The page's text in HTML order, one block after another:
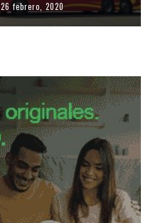
26 febrero, 2020